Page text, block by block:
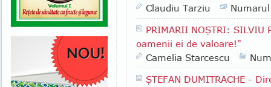
Claudiu Tarziu
PRIMARII NOŞTRI: SILVIU
oamenii ei de valoare!"
Camelia Starcescu
ŞTEFAN DUMITRACHE -